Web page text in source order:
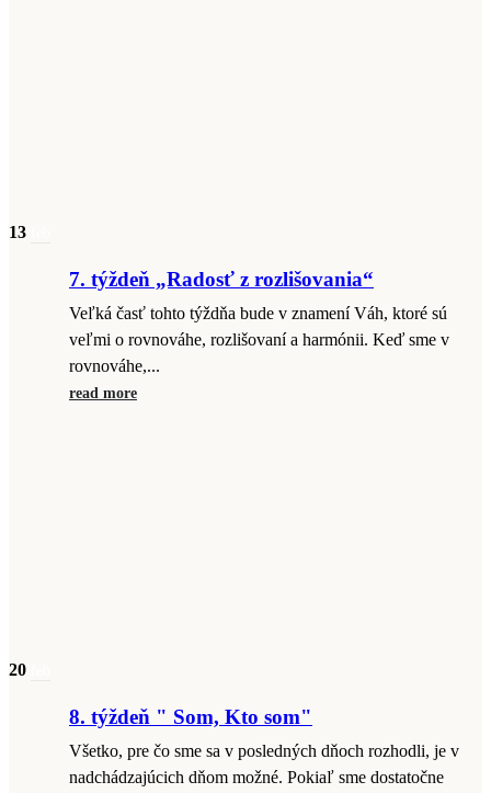
13
7. týždeň „Radosť z rozlišovania“
Veľká časť tohto týždňa bude v znamení Váh, ktoré sú
veľmi o rovnováhe, rozlišovaní a harmónii. Keď sme v
rovnováhe,...
read more
20
8. týždeň " Som, Kto som"
Všetko, pre čo sme sa v posledných dňoch rozhodli, je v
nadchádzajúcich dňom možné. Pokiaľ sme dostatočne